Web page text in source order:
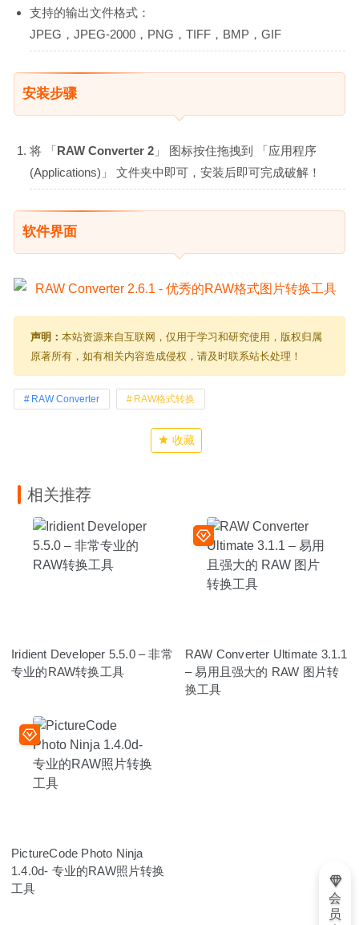
支持的输出文件格式：
JPEG，JPEG-2000，PNG，TIFF，BMP，GIF
安装步骤
将 「RAW Converter 2 」 图标按住拖拽到 「应用程序
(Applications)」 文件夹中即可，安装后即可完成破解！
软件界面
声明： 本站资源来自互联网，仅用于学习和研究使用，版权归属
原著所有，如有相关内容造成侵权，请及时联系站长处理！
RAW Converter RAW格式转换
收藏
相关推荐
Iridient Developer 5.5.0 – 非常
专业的RAW转换工具
RAW Converter Ultimate 3.1.1
– 易用且强大的 RAW 图片转
换工具
PictureCode Photo Ninja
1.4.0d- 专业的RAW照片转换
工具
会
员